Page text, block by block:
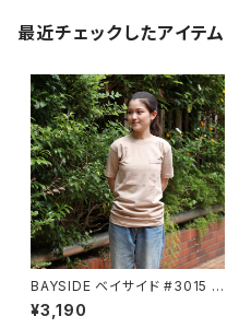
最近チェックしたアイテム
BAYSIDE ベイサイド #3015 サ
ンド SAND シャツ Tシャツ 半
袖 ポケット メンズ 綿100％
¥3,190